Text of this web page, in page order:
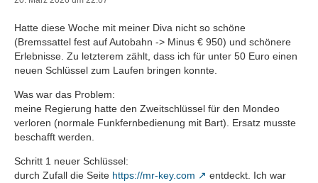
Hatte diese Woche mit meiner Diva nicht so schöne
(Bremssattel fest auf Autobahn -> Minus € 950) und schönere
Erlebnisse. Zu letzterem zählt, dass ich für unter 50 Euro einen
neuen Schlüssel zum Laufen bringen konnte.
Was war das Problem:
meine Regierung hatte den Zweitschlüssel für den Mondeo
verloren (normale Funkfernbedienung mit Bart). Ersatz musste
beschafft werden.
Schritt 1 neuer Schlüssel:
durch Zufall die Seite https://mr-key.com
entdeckt. Ich war